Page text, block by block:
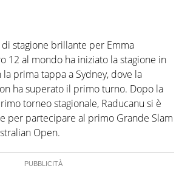
stagione brillante per Emma
12 al mondo ha iniziato la stagione in
prima tappa a Sydney, dove la
ha superato il primo turno. Dopo la
torneo stagionale, Raducanu si è
per partecipare al primo Grande Slam
Open.